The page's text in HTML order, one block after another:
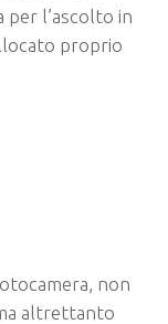
per l’ascolto in
proprio
non
altrettanto